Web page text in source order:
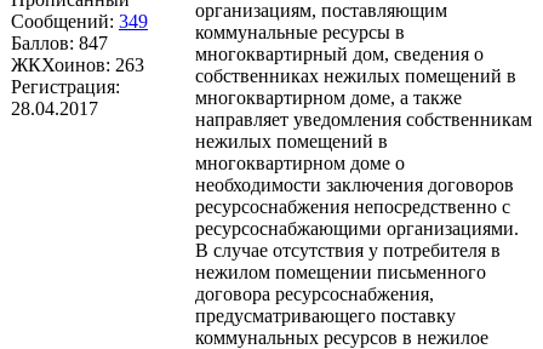
Сообщений: 349
Баллов: 847
ЖКХоинов: 263
Регистрация:
28.04.2017
организациям, поставляющим
коммунальные ресурсы в
многоквартирный дом, сведения о
собственниках нежилых помещений в
многоквартирном доме, а также
направляет уведомления собственникам
нежилых помещений в
многоквартирном доме о
необходимости заключения договоров
ресурсоснабжения непосредственно с
ресурсоснабжающими организациями.
В случае отсутствия у потребителя в
нежилом помещении письменного
договора ресурсоснабжения,
предусматривающего поставку
коммунальных ресурсов в нежилое